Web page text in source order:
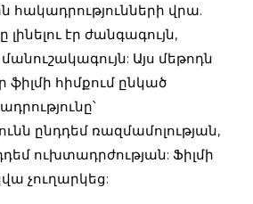
հակադրությունների վրա.
էր ժանգագույն,
Այս մեթոդն
ֆիլմի հիմքում ընկած
ընդդեմ ռազմամոլության,
ուխտադրժության: Ֆիլմի
չուղարկեց: